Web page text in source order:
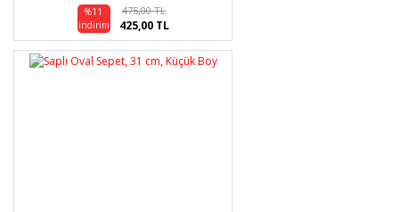
%11
indirim
475,00 TL
425,00 TL